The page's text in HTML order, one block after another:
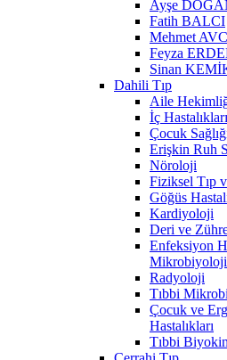
Ayşe
Fatih BALCI
Mehmet
Feyza
Sinan
Dahili Tıp
Aile
İç
Çocuk
Erişkin Ruh
Nöroloji
Fiziksel Tıp
Göğüs
Kardiyoloji
Deri ve
Enfeksiyon
Mikrobiyoloji
Radyoloji
Tıbbi
Çocuk ve
Hastalıkları
Tıbbi